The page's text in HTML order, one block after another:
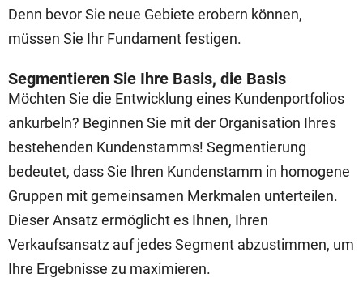
Denn bevor Sie neue Gebiete erobern können,
müssen Sie Ihr Fundament festigen.
Segmentieren Sie Ihre Basis, die Basis
Möchten Sie die Entwicklung eines Kundenportfolios
ankurbeln? Beginnen Sie mit der Organisation Ihres
bestehenden Kundenstamms! Segmentierung
bedeutet, dass Sie Ihren Kundenstamm in homogene
Gruppen mit gemeinsamen Merkmalen unterteilen.
Dieser Ansatz ermöglicht es Ihnen, Ihren
Verkaufsansatz auf jedes Segment abzustimmen, um
Ihre Ergebnisse zu maximieren.